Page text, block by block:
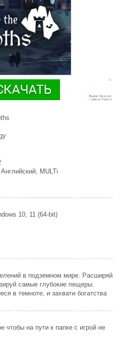
MULTi
10, 11 (64-bit)
в подземном мире. Расширяй
самые глубокие пещеры.
в темноте, и захвати богатства
чтобы на пути к папке с игрой не